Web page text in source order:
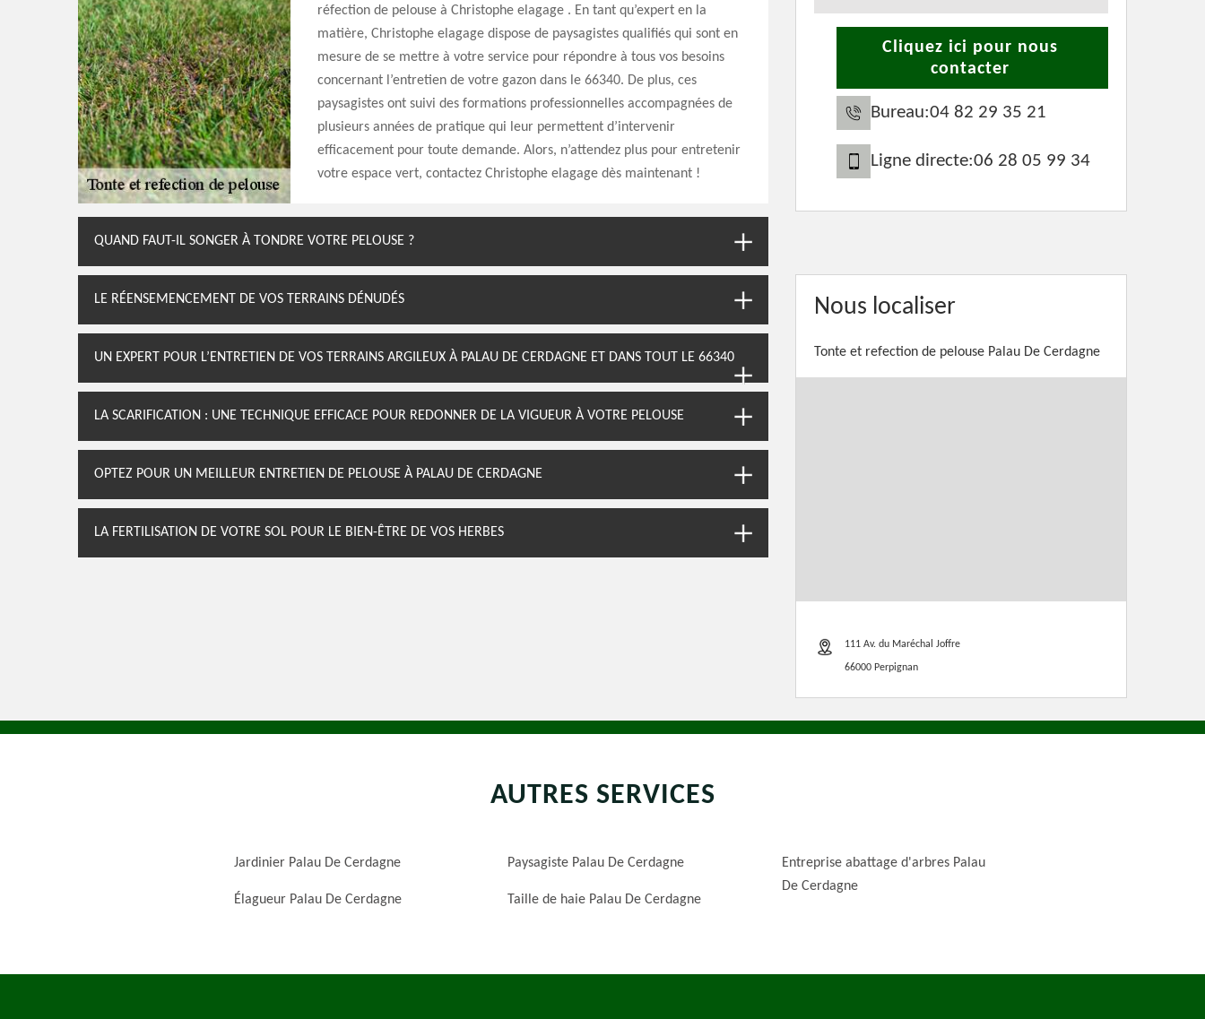
réfection de pelouse à Christophe elagage . En tant qu’expert en la
matière, Christophe elagage dispose de paysagistes qualifiés qui sont en
mesure de se mettre à votre service pour répondre à tous vos besoins
concernant l’entretien de votre gazon dans le 66340. De plus, ces
paysagistes ont suivi des formations professionnelles accompagnées de
plusieurs années de pratique qui leur permettent d’intervenir
efficacement pour toute demande. Alors, n’attendez plus pour entretenir
votre espace vert, contactez Christophe elagage dès maintenant !
QUAND FAUT-IL SONGER À TONDRE VOTRE PELOUSE ?
LE RÉENSEMENCEMENT DE VOS TERRAINS DÉNUDÉS
UN EXPERT POUR L’ENTRETIEN DE VOS TERRAINS ARGILEUX À PALAU DE CERDAGNE ET DANS TOUT LE 66340
LA SCARIFICATION : UNE TECHNIQUE EFFICACE POUR REDONNER DE LA VIGUEUR À VOTRE PELOUSE
OPTEZ POUR UN MEILLEUR ENTRETIEN DE PELOUSE À PALAU DE CERDAGNE
LA FERTILISATION DE VOTRE SOL POUR LE BIEN-ÊTRE DE VOS HERBES
Cliquez ici pour nous
contacter
Bureau:04 82 29 35 21
Ligne directe:06 28 05 99 34
Nous localiser
Tonte et refection de pelouse Palau De Cerdagne
111 Av. du Maréchal Joffre
66000 Perpignan
AUTRES SERVICES
Jardinier Palau De Cerdagne
Élagueur Palau De Cerdagne
Paysagiste Palau De Cerdagne
Taille de haie Palau De Cerdagne
Entreprise abattage d'arbres Palau
De Cerdagne